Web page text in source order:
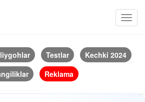
Testlar
Kechki 2024
Reklama